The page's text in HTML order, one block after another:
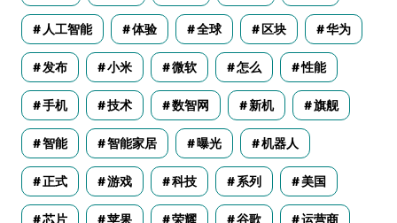
人工智能 体验 全球 区块 华为
发布 小米 微软 怎么 性能
手机 技术 数智网 新机 旗舰
智能 智能家居 曝光 机器人
正式 游戏 科技 系列 美国
芯片 苹果 荣耀 谷歌 运营商